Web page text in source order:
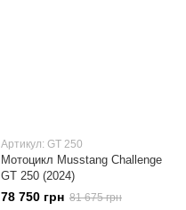
Артикул: GT 250
Мотоцикл Musstang Challenge
GT 250 (2024)
78 750 грн 81 675 грн